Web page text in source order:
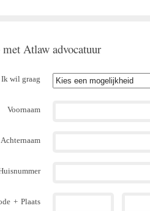
Atlaw advocatuur
Ik wil graag
Voornaam
Achternaam
+ Plaats